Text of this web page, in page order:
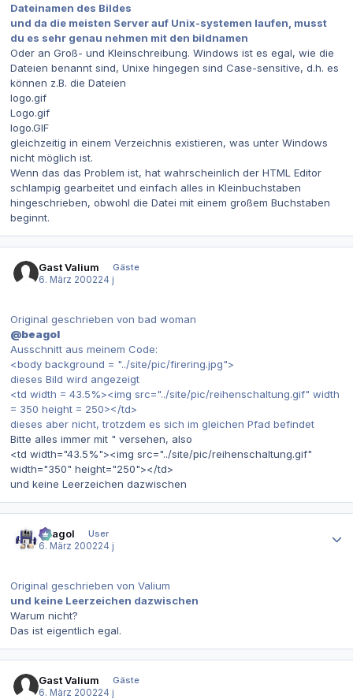
Dateinamen des Bildes
und da die meisten Server auf Unix-systemen laufen, musst
du es sehr genau nehmen mit den bildnamen
Oder an Groß- und Kleinschreibung. Windows ist es egal, wie die
Dateien benannt sind, Unixe hingegen sind Case-sensitive, d.h. es
können z.B. die Dateien
logo.gif
Logo.gif
logo.GIF
gleichzeitig in einem Verzeichnis existieren, was unter Windows
nicht möglich ist.
Wenn das das Problem ist, hat wahrscheinlich der HTML Editor
schlampig gearbeitet und einfach alles in Kleinbuchstaben
hingeschrieben, obwohl die Datei mit einem großem Buchstaben
beginnt.
Gast Valium
Gäste
6. März 200224 j
Original geschrieben von bad woman
@beagol
Ausschnitt aus meinem Code:
<body background = "../site/pic/firering.jpg">
dieses Bild wird angezeigt
<td width = 43.5%><img src="../site/pic/reihenschaltung.gif" width
= 350 height = 250></td>
dieses aber nicht, trotzdem es sich im gleichen Pfad befindet
Bitte alles immer mit " versehen, also
<td width="43.5%"><img src="../site/pic/reihenschaltung.gif"
width="350" height="250"></td>
und keine Leerzeichen dazwischen
Beagol
User
6. März 200224 j
Original geschrieben von Valium
und keine Leerzeichen dazwischen
Warum nicht?
Das ist eigentlich egal.
Gast Valium
Gäste
6. März 200224 j